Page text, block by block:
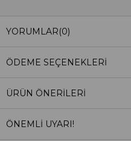
YORUMLAR(0)
ÖDEME SEÇENEKLERI
ÜRÜN ÖNERILERI
ÖNEMLİ UYARI!